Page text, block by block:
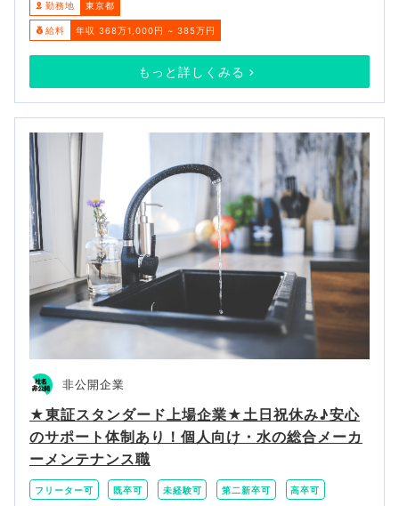
勤務地 東京都
給料 年収 368万1,000円 ~ 385万円
もっと詳しくみる
非公開企業
★東証スタンダード上場企業★土日祝休み♪安心
のサポート体制あり！個人向け・水の総合メーカ
ーメンテナンス職
フリーター可 既卒可 未経験可 第二新卒可 高卒可